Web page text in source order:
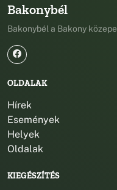
Bakonybél
Bakonybél a Bakony közepe
OLDALAK
Hírek
Események
Helyek
Oldalak
KIEGÉSZÍTÉS